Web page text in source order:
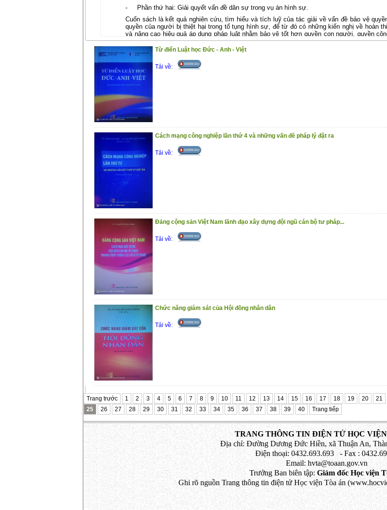
-
Phần thứ hai: Giải quyết vấn đề dân sự trong vụ án hình sự.
Cuốn sách là kết quả nghiên cứu, tìm hiểu và tích luỹ của tác giải về vấn đề bảo vệ
quyền của người bị thiệt hại trong tố tụng hình sự, để từ đó có những kiến nghị về hoàn
và nâng cao hiệu quả áp dụng pháp luật nhằm bảo vệ tốt hơn quyền con người, quyền
Nam. Hy vọng nội dung cuốn sách là tài liệu tham khảo bổ ích không chỉ cho những người
nghiên cứu, giảng dạy mà cho cả những người làm công tác thực tiễn.
Trong quá trình biên soạn khó tránh khỏi những thiếu sót nhất định, tá giả và Nhà xuất bản
mong nhận được những ý kiến góp ý để cuốn sách được hoàn thiện hơn trong lần tái bản
Trân trọng giới thiệu cùng bạn đọc!
Từ điển Luật học Đức - Anh - Việt
Tải về:
Cách mạng công nghiệp lần thứ 4 và những vấn đề pháp lý đặt ra
Tải về:
Đảng cộng sản Việt Nam lãnh đạo xây dựng đội ngũ cán bộ tư pháp...
Tải về:
Chức năng giám sát của Hội đồng nhân dân
Tải về:
Trang trước 1 2 3 4 5 6 7 8 9 10 11 12 13 14 15 16 17 18 19 20 21
25
26 27 28 29 30 31 32 33 34 35 36 37 38 39 40 Trang tiếp
TRANG THÔNG TIN ĐIỆN TỬ HỌC
Địa chỉ: Đường Dương Đức Hiền, xã Thuận An,
Điện thoại: 0432.693.693 - Fax :
Email: hvta@toaan.gov.vn
Trưởng Ban biên tập:Giám đốc Học viện
Ghi rõ nguồn Trang thông tin điện tử Học viện Tòa án